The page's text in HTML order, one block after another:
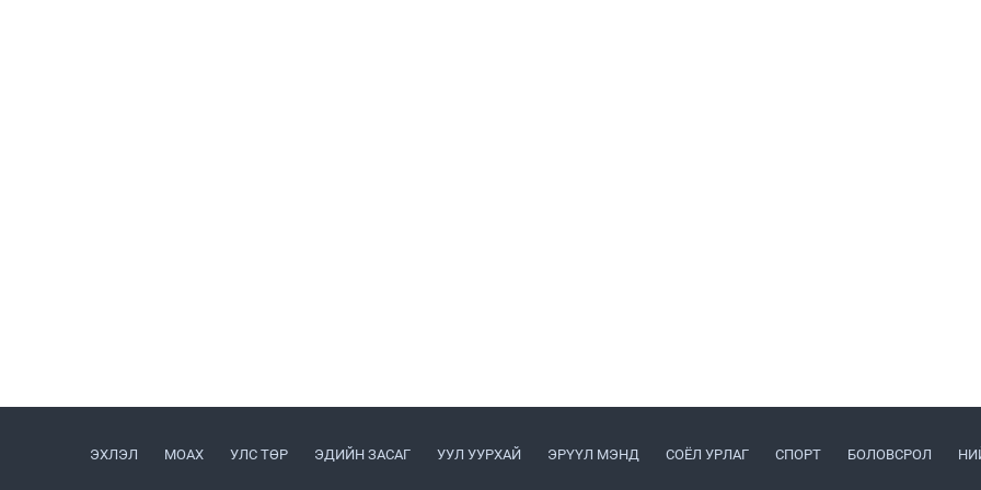
ЭХЛЭЛ МОАХ УЛС ТӨР ЭДИЙН ЗАСАГ УУЛ УУРХАЙ ЭРҮҮЛ МЭНД СОЁЛ УРЛАГ СПОРТ БОЛОВСРОЛ